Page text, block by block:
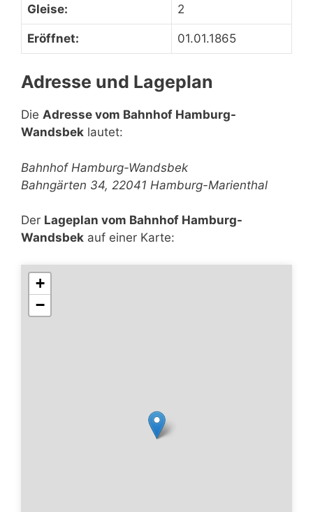
Gleise: 2
Eröffnet: 01.01.1865
Adresse und Lageplan
Die Adresse vom Bahnhof Hamburg-
Wandsbek lautet:
Bahnhof Hamburg-Wandsbek
Bahngärten 34, 22041 Hamburg-Marienthal
Der Lageplan vom Bahnhof Hamburg-
Wandsbek auf einer Karte:
+
−